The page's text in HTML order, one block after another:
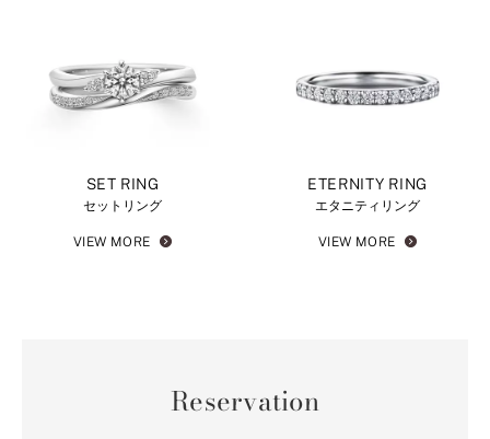
SET RING
セットリング
VIEW MORE
ETERNITY RING
エタニティリング
VIEW MORE
Reservation